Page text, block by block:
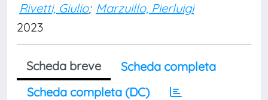
Rivetti, Giulio; Marzuillo, Pierluigi
2023
Scheda breve
Scheda completa
Scheda completa (DC)